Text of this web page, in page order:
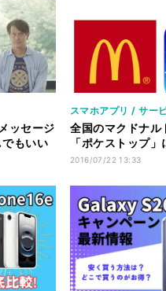
ッセージ
もいい
スマホアプリ / サー
全国のマクドナル
「ポケストップ
GOとコラボ
2016/07/22 13:33